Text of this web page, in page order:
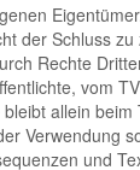
der Schluss zu
Rechte
vom
allein beim
Verwendung
und